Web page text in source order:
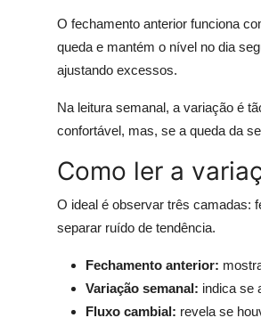
O fechamento anterior funciona
queda e mantém o nível no dia
ajustando excessos.
Na leitura semanal, a variação é
confortável, mas, se a queda da
Como ler a
O ideal é observar três camadas:
separar ruído de tendência.
Fechamento anterior:
Variação semanal: indica se
Fluxo cambial: revela se